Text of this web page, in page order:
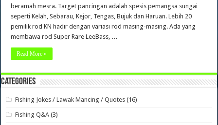
beramah mesra. Target pancingan adalah spesis pemangsa sungai
seperti Kelah, Sebarau, Kejor, Tengas, Bujuk dan Haruan. Lebih 20
pemilik rod KN hadir dengan variasi rod masing-masing. Ada yang
membawa rod Super Rare LeeBass, …
Read More »
Categories
Fishing Jokes / Lawak Mancing / Quotes (16)
Fishing Q&A (3)